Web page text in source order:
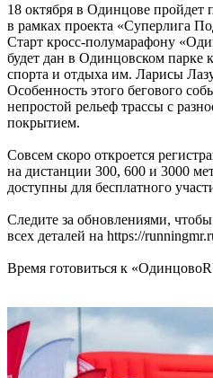
18 октября в Одинцове пройдет
в рамках проекта «Суперлига
Старт кросс-полумарафону
будет дан в Одинцовском парке
спорта и отдыха им. Ларисы
Особенность этого бегового
непростой рельеф трассы с
покрытием.
Совсем скоро откроется
на дистанции 300, 600 и 3000
доступны для бесплатного
Следите за обновлениями,
всех деталей на https://
Время готовиться к